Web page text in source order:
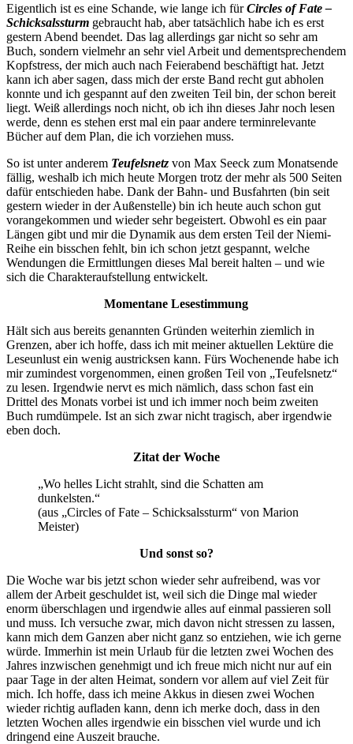
Eigentlich ist es eine Schande, wie lange ich fürCircles of Fate –
Schicksalssturm gebraucht hab, aber tatsächlich habe ich es erst
gestern Abend beendet. Das lag allerdings gar nicht so sehr am
Buch, sondern vielmehr an sehr viel Arbeit und dementsprechendem
Kopfstress, der mich auch nach Feierabend beschäftigt hat. Jetzt
kann ich aber sagen, dass mich der erste Band recht gut abholen
konnte und ich gespannt auf den zweiten Teil bin, der schon bereit
liegt. Weiß allerdings noch nicht, ob ich ihn dieses Jahr noch lesen
werde, denn es stehen erst mal ein paar andere terminrelevante
Bücher auf dem Plan, die ich vorziehen muss.
So ist unter anderem Teufelsnetz von Max Seeck zum Monatsende
fällig, weshalb ich mich heute Morgen trotz der mehr als 500 Seiten
dafür entschieden habe. Dank der Bahn- und Busfahrten (bin seit
gestern wieder in der Außenstelle) bin ich heute auch schon gut
vorangekommen und wieder sehr begeistert. Obwohl es ein paar
Längen gibt und mir die Dynamik aus dem ersten Teil der Niemi-
Reihe ein bisschen fehlt, bin ich schon jetzt gespannt, welche
Wendungen die Ermittlungen dieses Mal bereit halten – und wie
sich die Charakteraufstellung entwickelt.
Momentane Lesestimmung
Hält sich aus bereits genannten Gründen weiterhin ziemlich in
Grenzen, aber ich hoffe, dass ich mit meiner aktuellen Lektüre die
Leseunlust ein wenig austricksen kann. Fürs Wochenende habe ich
mir zumindest vorgenommen, einen großen Teil von „Teufelsnetz“
zu lesen. Irgendwie nervt es mich nämlich, dass schon fast ein
Drittel des Monats vorbei ist und ich immer noch beim zweiten
Buch rumdümpele. Ist an sich zwar nicht tragisch, aber irgendwie
eben doch.
Zitat der Woche
„Wo helles Licht strahlt, sind die Schatten am
dunkelsten.“
(aus „Circles of Fate – Schicksalssturm“ von Marion
Meister)
Und sonst so?
Die Woche war bis jetzt schon wieder sehr aufreibend, was vor
allem der Arbeit geschuldet ist, weil sich die Dinge mal wieder
enorm überschlagen und irgendwie alles auf einmal passieren soll
und muss. Ich versuche zwar, mich davon nicht stressen zu lassen,
kann mich dem Ganzen aber nicht ganz so entziehen, wie ich gerne
würde. Immerhin ist mein Urlaub für die letzten zwei Wochen des
Jahres inzwischen genehmigt und ich freue mich nicht nur auf ein
paar Tage in der alten Heimat, sondern vor allem auf viel Zeit für
mich. Ich hoffe, dass ich meine Akkus in diesen zwei Wochen
wieder richtig aufladen kann, denn ich merke doch, dass in den
letzten Wochen alles irgendwie ein bisschen viel wurde und ich
dringend eine Auszeit brauche.